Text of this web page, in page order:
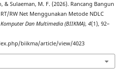
& Sulaeman, M. F. (2026). Rancang Bangun
RW Net Menggunakan Metode NDLC
Dan Multimedia (BIIKMA), 4(1), 92–
biikma/article/view/4023